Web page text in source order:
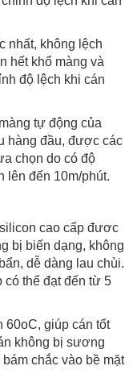
nhất, không lệch
hết khổ màng và
độ lệch khi cán
tự động của
hàng đầu, được các
chọn do có độ
lên đến 10m/phút.
cao cấp đươc
bị biến dạng, không
dễ dàng lau chùi.
có thể đạt đến từ 5
60oC, giúp cán tốt
không bị sương
chắc vào bề mặt